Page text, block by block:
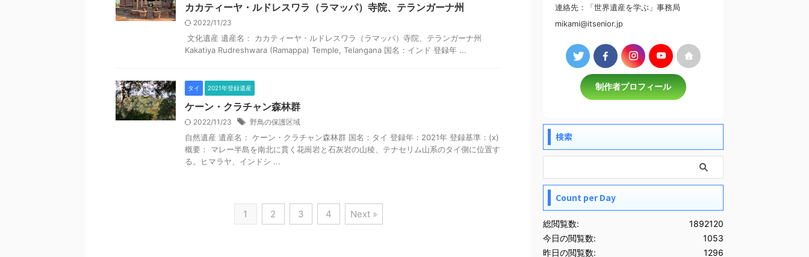
カカティーヤ・ルドレスワラ（ラマッパ）寺院、テランガーナ州
2022/11/23
文化遺産 遺産名： カカティーヤ・ルドレスワラ（ラマッパ）寺院、テランガーナ州
Kakatiya Rudreshwara (Ramappa) Temple, Telangana 国名：インド 登録年 ...
タイ 2021年登録遺産
ケーン・クラチャン森林群
2022/11/23 野鳥の保護区域
自然遺産 遺産名： ケーン・クラチャン森林群 国名：タイ 登録年：2021年 登録基準：(x)
概要： マレー半島を南北に貫く花崗岩と石灰岩の山稜、テナセリム山系のタイ側に位置す
る。ヒマラヤ、インドシ ...
1 2 3 4 Next »
連絡先：「世界遺産を学ぶ」事務局
mikami@itsenior.jp
制作者プロフィール
検索
Count per Day
1892120
総閲覧数:
1053
今日の閲覧数:
1296
昨日の閲覧数: